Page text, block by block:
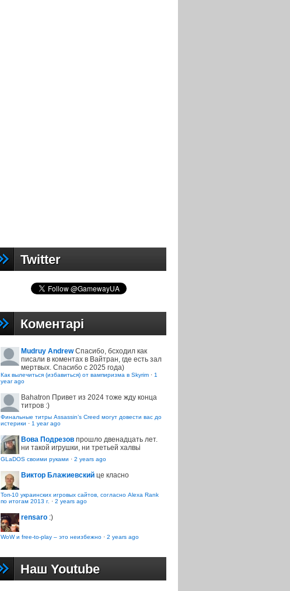
Twitter
Коментарі
Mudruy Andrew Спасибо, бсходил как
писали в коментах в Вайтран, где есть зал
мертвых. Спасибо с 2025 года)
Как вылечиться (избавиться) от вампиризма в Skyrim · 1
year ago
Bahatron Привет из 2024 тоже жду конца
титров :)
Финальные титры Assassin’s Creed могут довести вас до
истерики · 1 year ago
Вова Подрезов прошло двенадцать лет.
ни такой игрушки, ни третьей халвьі
GLaDOS своими руками · 2 years ago
Виктор Блажиевский це класно
Топ-10 украинских игровых сайтов, согласно Alexa Rank
по итогам 2013 г. · 2 years ago
rensaro :)
WoW и free-to-play – это неизбежно · 2 years ago
Наш Youtube